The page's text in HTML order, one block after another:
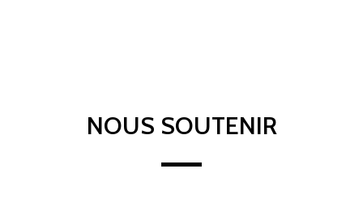
NOUS SOUTENIR